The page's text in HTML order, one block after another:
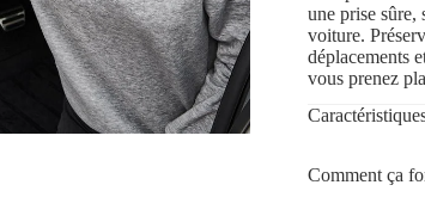
une prise sûre,
voiture.
déplacements
vous prenez
Comment ça